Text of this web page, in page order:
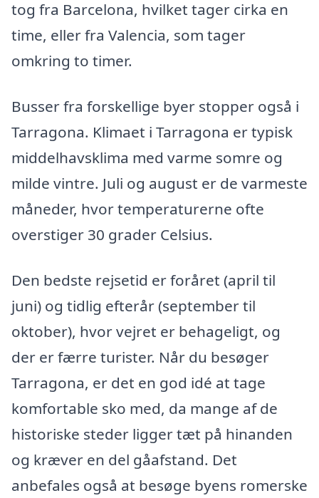
tog fra Barcelona, hvilket tager cirka en
time, eller fra Valencia, som tager
omkring to timer.
Busser fra forskellige byer stopper også i
Tarragona. Klimaet i Tarragona er typisk
middelhavsklima med varme somre og
milde vintre. Juli og august er de varmeste
måneder, hvor temperaturerne ofte
overstiger 30 grader Celsius.
Den bedste rejsetid er foråret (april til
juni) og tidlig efterår (september til
oktober), hvor vejret er behageligt, og
der er færre turister. Når du besøger
Tarragona, er det en god idé at tage
komfortable sko med, da mange af de
historiske steder ligger tæt på hinanden
og kræver en del gåafstand. Det
anbefales også at besøge byens romerske